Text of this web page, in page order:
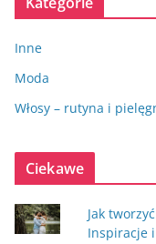
Inne
Moda
Włosy – rutyna i
Ciekawe
Jak
Inspiracje